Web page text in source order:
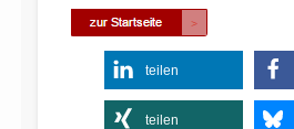
teilen
teilen